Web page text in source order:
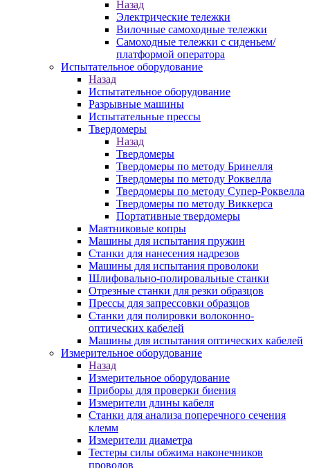
Назад
Электрические тележки
Вилочные самоходные тележки
Самоходные тележки с сиденьем/
платформой оператора
Испытательное оборудование
Назад
Испытательное оборудование
Разрывные машины
Испытательные прессы
Твердомеры
Назад
Твердомеры
Твердомеры по методу Бринелля
Твердомеры по методу Роквелла
Твердомеры по методу Супер-Роквелла
Твердомеры по методу Виккерса
Портативные твердомеры
Маятниковые копры
Машины для испытания пружин
Станки для нанесения надрезов
Машины для испытания проволоки
Шлифовально-полировальные станки
Отрезные станки для резки образцов
Прессы для запрессовки образцов
Станки для полировки волоконно-
оптических кабелей
Машины для испытания оптических кабелей
Измерительное оборудование
Назад
Измерительное оборудование
Приборы для проверки биения
Измерители длины кабеля
Станки для анализа поперечного сечения
клемм
Измерители диаметра
Тестеры силы обжима наконечников
проводов